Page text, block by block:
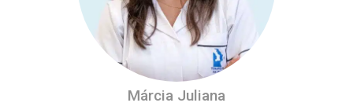
Márcia Juliana